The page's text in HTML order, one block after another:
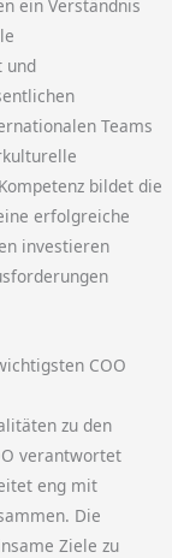
ein Verständnis
und
Teams
bildet die
erfolgreiche
investieren
COO
zu den
verantwortet
eng mit
Die
Ziele zu